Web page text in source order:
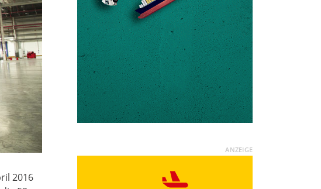
2016
ANZEIGE